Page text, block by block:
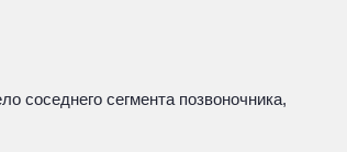
соседнего сегмента позвоночника,